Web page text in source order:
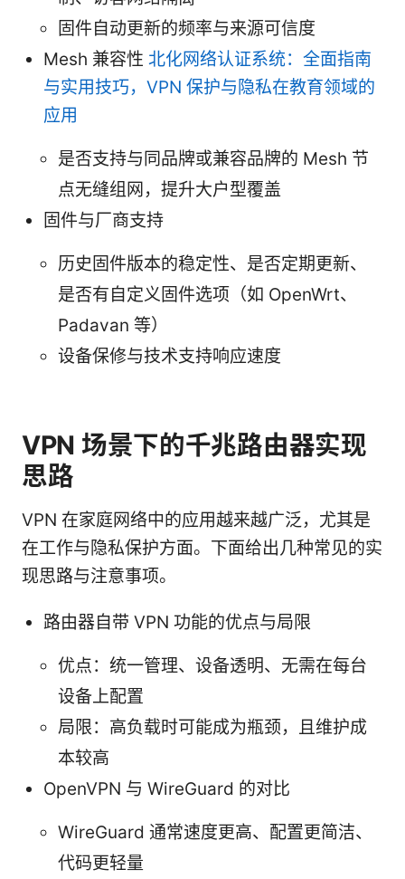
固件自动更新的频率与来源可信度
Mesh 兼容性 北化网络认证系统：全面指南
与实用技巧，VPN 保护与隐私在教育领域的
应用
是否支持与同品牌或兼容品牌的 Mesh 节
点无缝组网，提升大户型覆盖
固件与厂商支持
历史固件版本的稳定性、是否定期更新、
是否有自定义固件选项（如 OpenWrt、
Padavan 等）
设备保修与技术支持响应速度
VPN 场景下的千兆路由器实现
思路
VPN 在家庭网络中的应用越来越广泛，尤其是
在工作与隐私保护方面。下面给出几种常见的实
现思路与注意事项。
路由器自带 VPN 功能的优点与局限
优点：统一管理、设备透明、无需在每台
设备上配置
局限：高负载时可能成为瓶颈，且维护成
本较高
OpenVPN 与 WireGuard 的对比
WireGuard 通常速度更高、配置更简洁、
代码更轻量